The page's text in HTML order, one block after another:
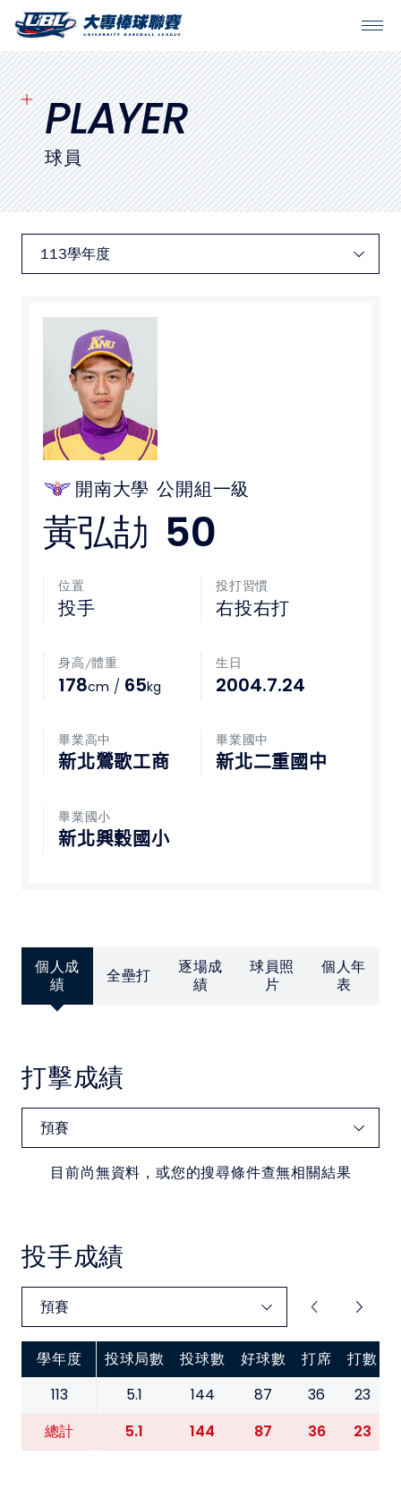
SITEMAP
首頁
球隊戰績
賽程表
球隊與球員
比賽場地
最新消息
媒體文章
下載專區
聯絡我們
POLICY
隱私權政策
網站使用條款
教育部體育署
中華民國大專院校體育總會
PLAYER
球員
開南大學 公開組一級
黃弘劼 50
位置
投手
投打習慣
右投右打
身高/體重
178cm / 65kg
生日
2004.7.24
畢業高中
新北鶯歌工商
畢業國中
新北二重國中
畢業國小
新北興穀國小
個人成
績
全壘打
逐場成
績
球員照
片
個人年
表
打擊成績
目前尚無資料，或您的搜尋條件查無相關結果
投手成績
學年度 投球局數 投球數 好球數 打席 打數
113 5.1 144 87 36 23
總計 5.1 144 87 36 23